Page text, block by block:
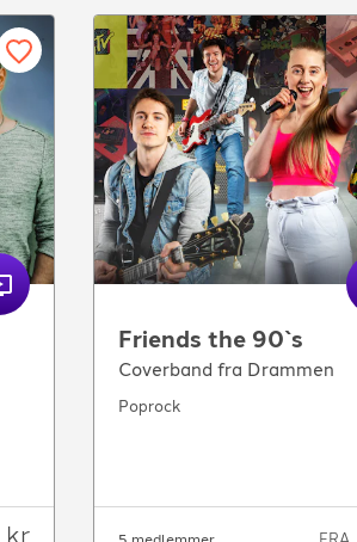
kr
Friends the 90`s
Coverband fra Drammen
Poprock